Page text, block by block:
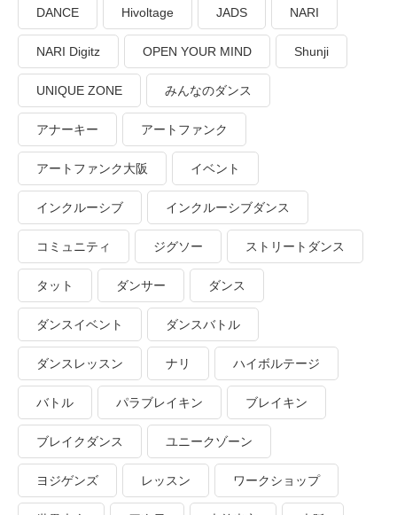
DANCE Hivoltage JADS NARI
NARI Digitz OPEN YOUR MIND Shunji
UNIQUE ZONE みんなのダンス
アナーキー アートファンク
アートファンク大阪 イベント
インクルーシブ インクルーシブダンス
コミュニティ ジグソー ストリートダンス
タット ダンサー ダンス
ダンスイベント ダンスバトル
ダンスレッスン ナリ ハイボルテージ
バトル パラブレイキン ブレイキン
ブレイクダンス ユニークゾーン
ヨジゲンズ レッスン ワークショップ